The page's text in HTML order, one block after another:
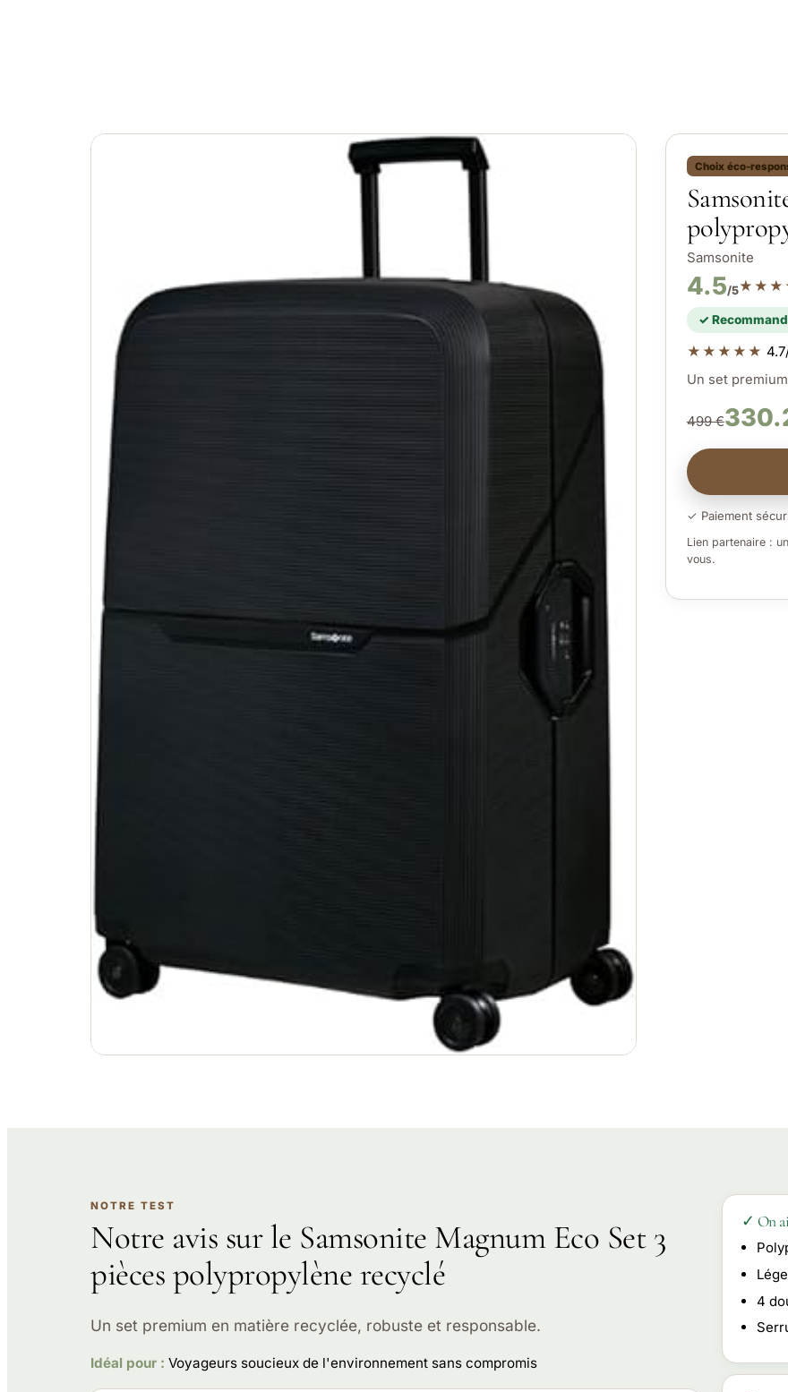
Choix éco-
Samsonite
4.5/5
✓
★★★★★
Un set
499 €
✓ Paiement
Lien partenaire :
vous.
NOTRE TEST
Notre avis sur le Samsonite Magnum Eco Set 3
pièces polypropylène recyclé
Un set premium en matière recyclée, robuste et responsable.
Idéal pour : Voyageurs soucieux de l'environnement sans compromis
✓ On
4